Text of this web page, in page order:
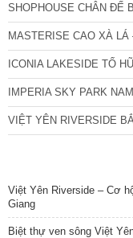
SHOPHOUSE CHÂN ĐẾ
MASTERISE CAO XÀ
ICONIA LAKESIDE TỐ
IMPERIA SKY PARK
VIỆT YÊN RIVERSIDE
Việt Yên Riverside – Cơ
Giang
Biệt thự ven sông Việt